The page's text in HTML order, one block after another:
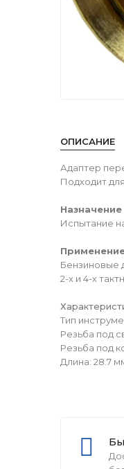
ОПИСАНИЕ
Адаптер
Подходит
Назначение
Испытание
Применение
Бензиновые
2-х и 4-х
Тип
Резьба под
Резьба под
Длина: 28.7